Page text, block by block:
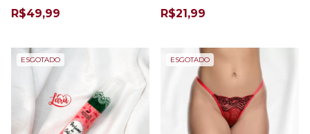
R$49,99 R$21,99
ESGOTADO ESGOTADO